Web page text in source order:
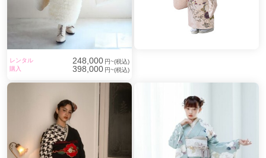
レンタル 248,000 円~(税込)
購入
398,000 円~(税込)